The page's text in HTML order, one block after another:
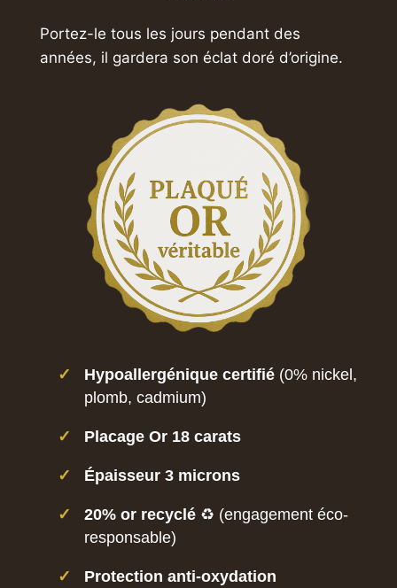
Portez-le tous les jours pendant des
années, il gardera son éclat doré d’origine.
✓ Hypoallergénique certifié(0% nickel,
plomb, cadmium)
✓ Placage Or 18 carats
✓ Épaisseur 3 microns
✓ 20% or recyclé♻️ (engagement éco-
responsable)
✓
Protection anti-oxydation